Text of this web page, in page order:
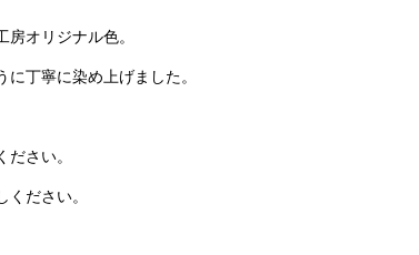
房オリジナル色。
丁寧に染め上げました。
さい。
ださい。